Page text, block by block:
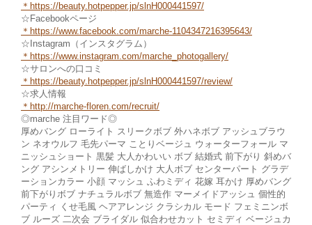
＊ https://beauty.hotpepper.jp/slnH000441597/
☆Facebookページ
＊https://www.facebook.com/marche-1104347216395643/
☆Instagram（インスタグラム）
＊ https://www.instagram.com/marche_photogallery/
☆サロンへの口コミ
＊https://beauty.hotpepper.jp/slnH000441597/review/
☆求人情報
＊http://marche-fl oren.com/recruit/
◎marche 注目ワード◎
厚めバング ローライト スリークボブ 外ハネボブ アッシュブラウ
ン ネオウルフ 毛先パーマ ことりベージュ ウォーターフォール マ
ニッシュショート 黒髪 大人かわいい ボブ 結婚式 前下がり 斜めバ
ング アシンメトリー 伸ばしかけ 大人ボブ センターパート グラデ
ーションカラー 小顔 マッシュ ふわミディ 花嫁 耳かけ 厚めバング
前下がりボブ ナチュラルボブ 無造作 マーメイドアッシュ 個性的
パーティ くせ毛風 ヘアアレンジ クラシカル モード フェミニンボ
ブ ルーズ 二次会 ブライダル 似合わせカット セミディ ベージュカ